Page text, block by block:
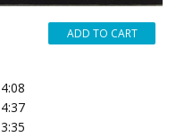
4:08
4:37
3:35